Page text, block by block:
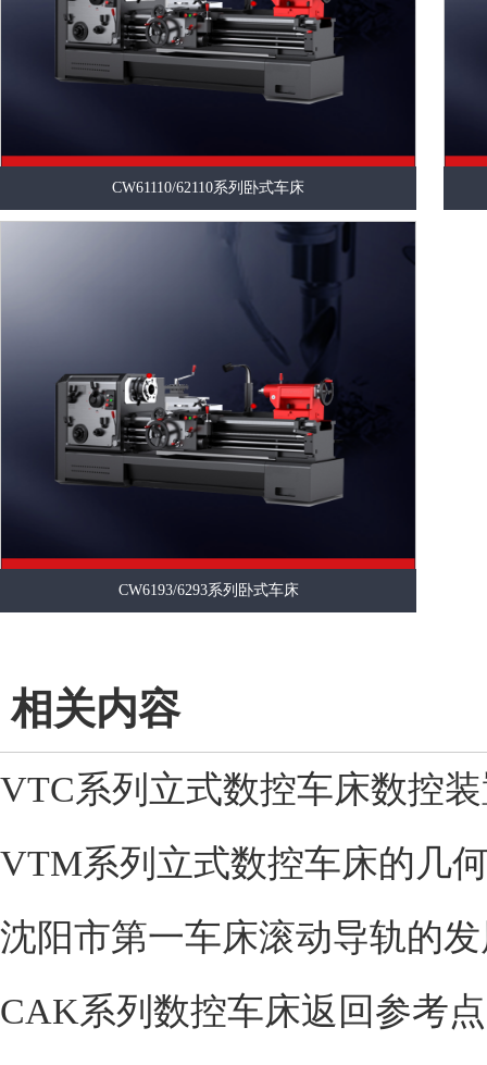
CW61110/62110系列卧式车床
CW6193/6293系列卧式车床
相关内容
VTC系列立式数控车床数控
VTM系列立式数控车床的几
沈阳市第一车床滚动导轨的
CAK系列数控车床返回参考